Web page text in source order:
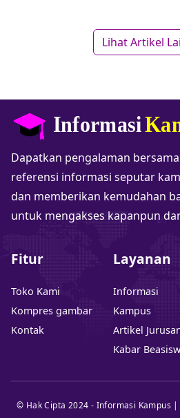
Lihat Artikel
Dapatkan pengalaman
referensi informasi seputar
dan memberikan kemudahan
untuk mengakses kapanpun
Fitur
Toko Kami
Kompres gambar
Kontak
Layanan
Informasi
Kampus
Artikel
Kabar
© Hak Cipta 2024 - Informasi Kampus